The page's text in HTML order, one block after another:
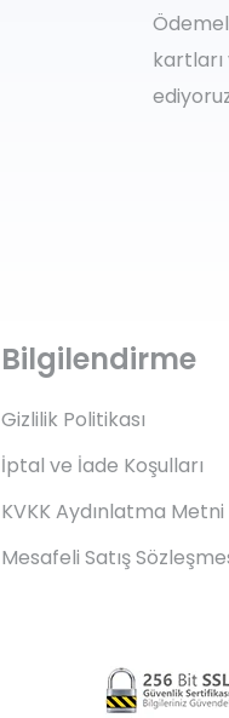
Bilgilendirme
Gizlilik Politikası
İptal ve İade Koşulları
KVKK Aydınlatma Metni
Mesafeli Satış